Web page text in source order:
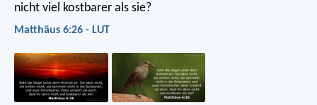
nicht viel kostbarer als sie?
Matthäus 6:26 - LUT